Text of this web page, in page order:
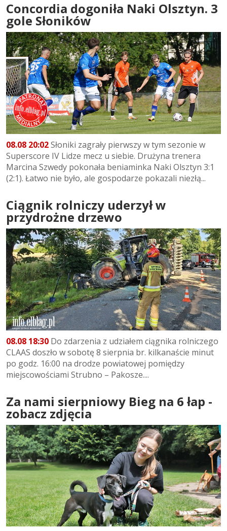
Concordia dogoniła Naki Olsztyn. 3
gole Słoników
08.08 20:02Słoniki zagrały pierwszy w tym sezonie w
Superscore IV Lidze mecz u siebie. Drużyna trenera
Marcina Szwedy pokonała beniaminka Naki Olsztyn 3:1
(2:1). Łatwo nie było, ale gospodarze pokazali niezłą...
Ciągnik rolniczy uderzył w
przydrożne drzewo
08.08 18:30 Do zdarzenia z udziałem ciągnika rolniczego
CLAAS doszło w sobotę 8 sierpnia br. kilkanaście minut
po godz. 16:00 na drodze powiatowej pomiędzy
miejscowościami Strubno – Pakosze....
Za nami sierpniowy Bieg na 6 łap -
zobacz zdjęcia